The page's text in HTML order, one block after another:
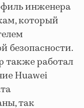
инженера
который
безопасности.
также работал
Huawei
так